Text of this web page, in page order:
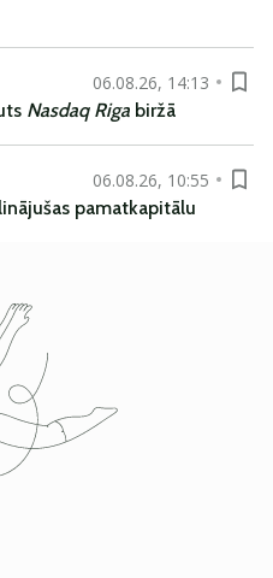
06.08.26, 14:13
Nasdaq Riga biržā
06.08.26, 10:55
pamatkapitālu